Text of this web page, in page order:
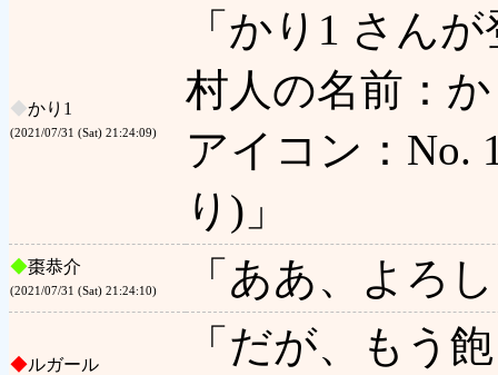
◆かり1
(2021/07/31 (Sat) 21:24:09)
「かり1 さん
村人の名前：
アイコン：No.
り)」
◆棗恭介
(2021/07/31 (Sat) 21:24:10) 「ああ、よろ
◆ルガール
「だが、もう